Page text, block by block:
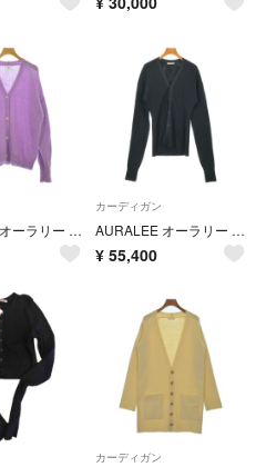
AURALEE オーラリー カーディガン M 紫 【古着】【中古】【送料無料】
カーディガン
AURALEE オーラリー カーディガン M 黒 【古着】【中古】【送料無料】
¥ 55,400
カーディガン